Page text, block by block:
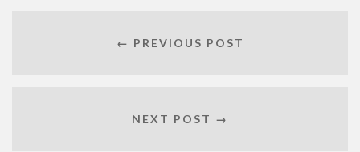
← PREVIOUS POST
NEXT POST →